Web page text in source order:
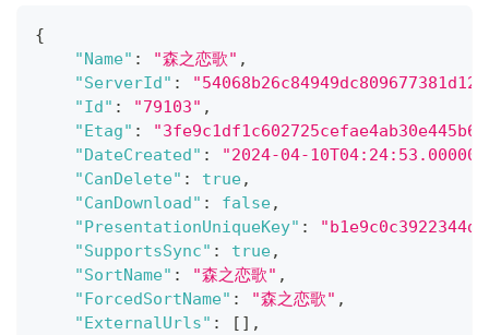
{
"Name" : "森之恋歌" ,
"ServerId" :
"Id" : "79103" ,
"Etag" : "3fe9c1df1c602725cefae4ab30e445b6"
"DateCreated" :
"2024-04-
"CanDelete" : true,
"CanDownload" : false,
"PresentationUniqueKey" :
"SupportsSync" : true,
"SortName" : "森之恋歌" ,
"ForcedSortName" : "森之恋歌" ,
"ExternalUrls" : [ ] ,